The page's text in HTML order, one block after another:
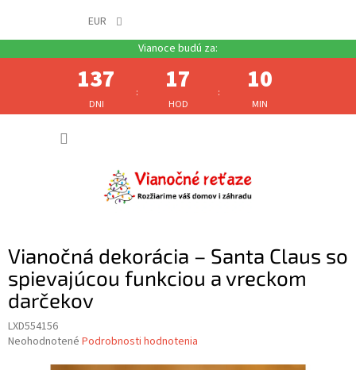
137
DNI
: 17
HOD
: 10
MIN
EUR
Vianočná dekorácia – Santa Claus so
spievajúcou funkciou a vreckom
darčekov
LXD554156
Priemerné
Neohodnotené Podrobnosti hodnotenia